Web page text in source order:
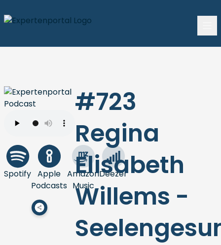
Spotify Apple
Podcasts
Amazon
Music
Deezer
#723
Regina
Elisabeth
Willems -